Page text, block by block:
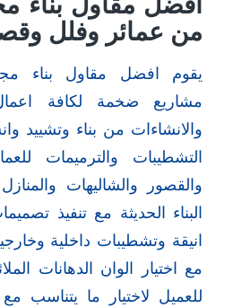
من عمائر وفلل
يقوم افضل مقاول بناء
مشاريع ضخمة لكافة اعمال
والانشاءات من بناء وتشييد
التشطيبات والترميمات
والقصور والشاليهات
البناء الحديثة مع تنفيذ
انيقة وتشطيبات داخلية
مع اختيار الوان الدهانات
للعميل لاختيار ما يتناسب